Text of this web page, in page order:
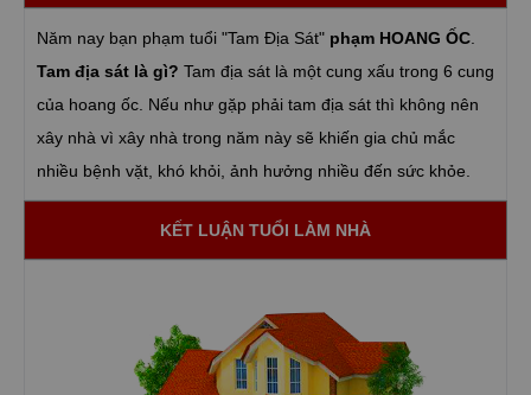
Năm nay bạn phạm tuổi "Tam Địa Sát" phạm HOANG ỐC
Tam địa sát là gì? Tam địa sát là một cung xấu trong 6 cung
của hoang ốc. Nếu như gặp phải tam địa sát thì không nên
xây nhà vì xây nhà trong năm này sẽ khiến gia chủ mắc
nhiều bệnh vặt, khó khỏi, ảnh hưởng nhiều đến sức khỏe.
KẾT LUẬN TUỔI LÀM NHÀ